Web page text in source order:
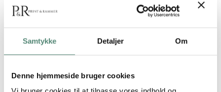
Samtykke Detaljer Om
Denne hjemmeside bruger cookies
Motivet er levende og farverigt, og du kan få det i
forskellige størrelser, så det passer perfekt til din
væg. Det er en del af vores kollektion af billeder på
lærred, hvor vi tilbyder en bred vifte af flotte billeder
af dyr.
Gå på opdagelse og find det helt rigtige billede til dit
hjem.